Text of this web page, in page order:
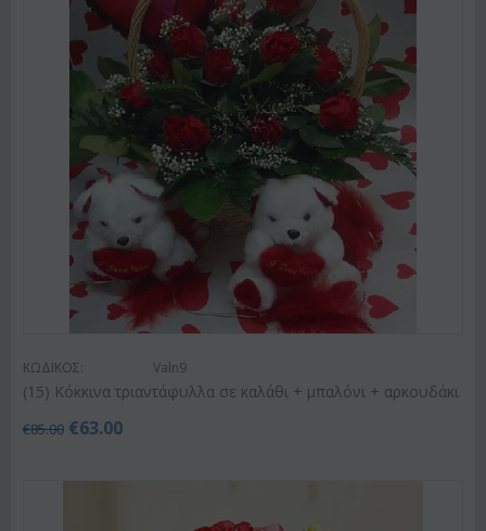
ΚΩΔΙΚΟΣ: Valn9
(15) Κόκκινα τριαντάφυλλα σε καλάθι + μπαλόνι + αρκουδάκι
€85.00 €63.00